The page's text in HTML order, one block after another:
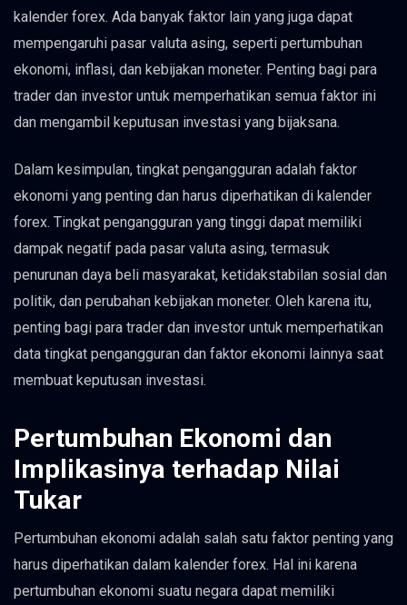
kalender forex. Ada banyak faktor lain yang juga dapat
mempengaruhi pasar valuta asing, seperti pertumbuhan
ekonomi, inflasi, dan kebijakan moneter. Penting bagi para
trader dan investor untuk memperhatikan semua faktor ini
dan mengambil keputusan investasi yang bijaksana.
Dalam kesimpulan, tingkat pengangguran adalah faktor
ekonomi yang penting dan harus diperhatikan di kalender
forex. Tingkat pengangguran yang tinggi dapat memiliki
dampak negatif pada pasar valuta asing, termasuk
penurunan daya beli masyarakat, ketidakstabilan sosial dan
politik, dan perubahan kebijakan moneter. Oleh karena itu,
penting bagi para trader dan investor untuk memperhatikan
data tingkat pengangguran dan faktor ekonomi lainnya saat
membuat keputusan investasi.
Pertumbuhan Ekonomi dan
Implikasinya terhadap Nilai
Tukar
Pertumbuhan ekonomi adalah salah satu faktor penting yang
harus diperhatikan dalam kalender forex. Hal ini karena
pertumbuhan ekonomi suatu negara dapat memiliki